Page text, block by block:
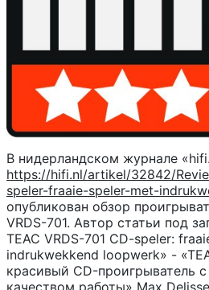
В нидерландском журнале
https://hifi.nl/artikel/32842/
speler-fraaie-speler-met-
опубликован обзор
VRDS-701. Автор статьи под
TEAC VRDS-701 CD-speler:
indrukwekkend loopwerk» -
красивый CD-проигрыватель
качеством работы» Max